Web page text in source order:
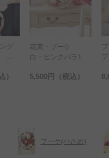
グ
ピ
）
花束・ブーケ
白・ピンクバラ12
5,500円 （税込）
ブーケ(小さめ)